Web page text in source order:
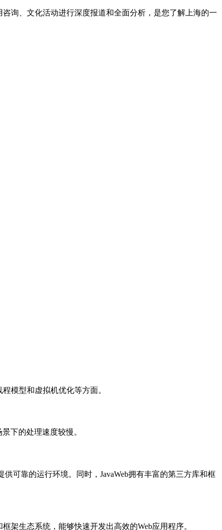
询、文化活动进行深度报道和全面分析，是您了解上海的一
模型和虚拟机优化等方面。
下的处理速度较慢。
可靠的运行环境。同时，JavaWeb拥有丰富的第三方库和框
架生态系统，能够快速开发出高效的Web应用程序。